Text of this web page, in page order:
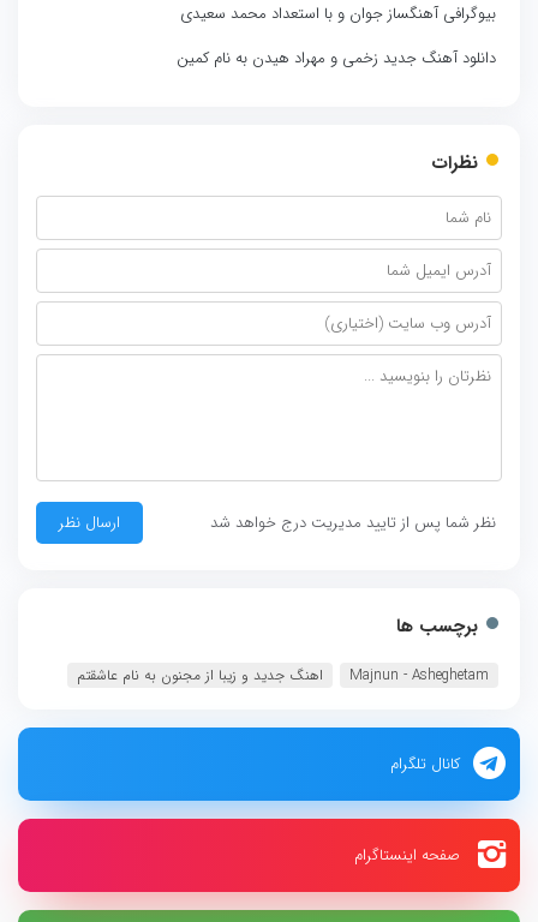
بیوگرافی آهنگساز جوان و با استعداد محمد سعیدی
دانلود آهنگ جدید زخمی و مهراد هیدن به نام کمین
نظرات
نظر شما پس از تایید مدیریت درج خواهد شد
برچسب ها
Majnun - Asheghetam اهنگ جدید و زیبا از مجنون به نام عاشقتم
کانال تلگرام
صفحه اینستاگرام